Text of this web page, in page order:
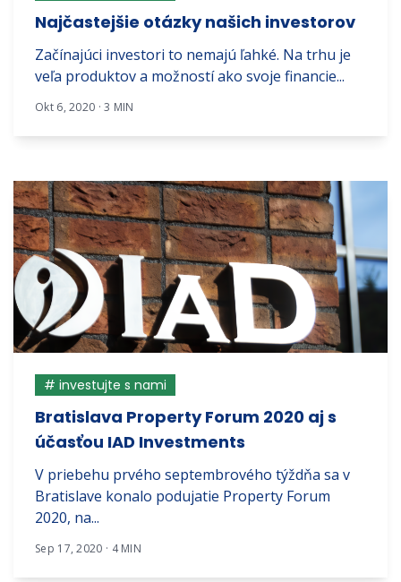
Najčastejšie otázky našich investorov
Začínajúci investori to nemajú ľahké. Na trhu je
veľa produktov a možností ako svoje financie...
Okt 6, 2020 · 3 MIN
# investujte s nami
Bratislava Property Forum 2020 aj s
účasťou IAD Investments
V priebehu prvého septembrového týždňa sa v
Bratislave konalo podujatie Property Forum
2020, na...
Sep 17, 2020 · 4 MIN